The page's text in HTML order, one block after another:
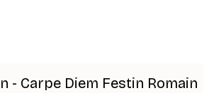
- Carpe Diem Festin Romain